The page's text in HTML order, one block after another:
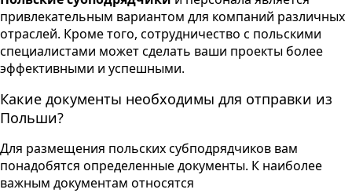
привлекательным вариантом для компаний различных
отраслей. Кроме того, сотрудничество с польскими
специалистами может сделать ваши проекты более
эффективными и успешными.
Какие документы необходимы для отправки из
Польши?
Для размещения польских субподрядчиков вам
понадобятся определенные документы. К наиболее
важным документам относятся